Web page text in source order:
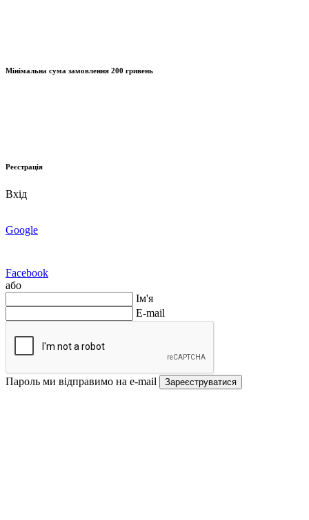
Мінімальна сума замовлення 200 гривень
Реєстрація
Вхід
Google
Facebook
або
Ім'я
E-mail
Пароль ми відправимо на e-mail Зареєструватися